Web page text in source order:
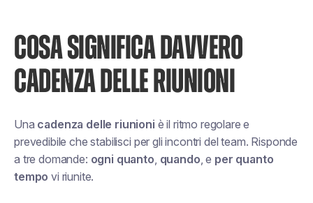
COSA SIGNIFICA DAVVERO
CADENZA DELLE RIUNIONI
Una cadenza delle riunioni è il ritmo regolare e
prevedibile che stabilisci per gli incontri del team. Risponde
a tre domande: ogni quanto, quando, e per quanto
tempo vi riunite.